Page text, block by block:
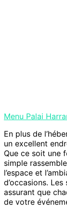
Menu Palai
En plus de
un excellent
Que ce soit une
simple
l’espace et
d’occasions.
assurant que
de votre